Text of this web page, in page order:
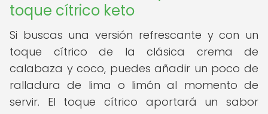
toque cítrico keto
Si buscas una versión refrescante y con un
toque cítrico de la clásica crema de
calabaza y coco, puedes añadir un poco de
ralladura de lima o limón al momento de
servir. El toque cítrico aportará un sabor